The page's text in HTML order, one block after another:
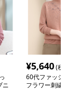
ニ
¥5,640(税
60代ファッシ
フラワー刺繍